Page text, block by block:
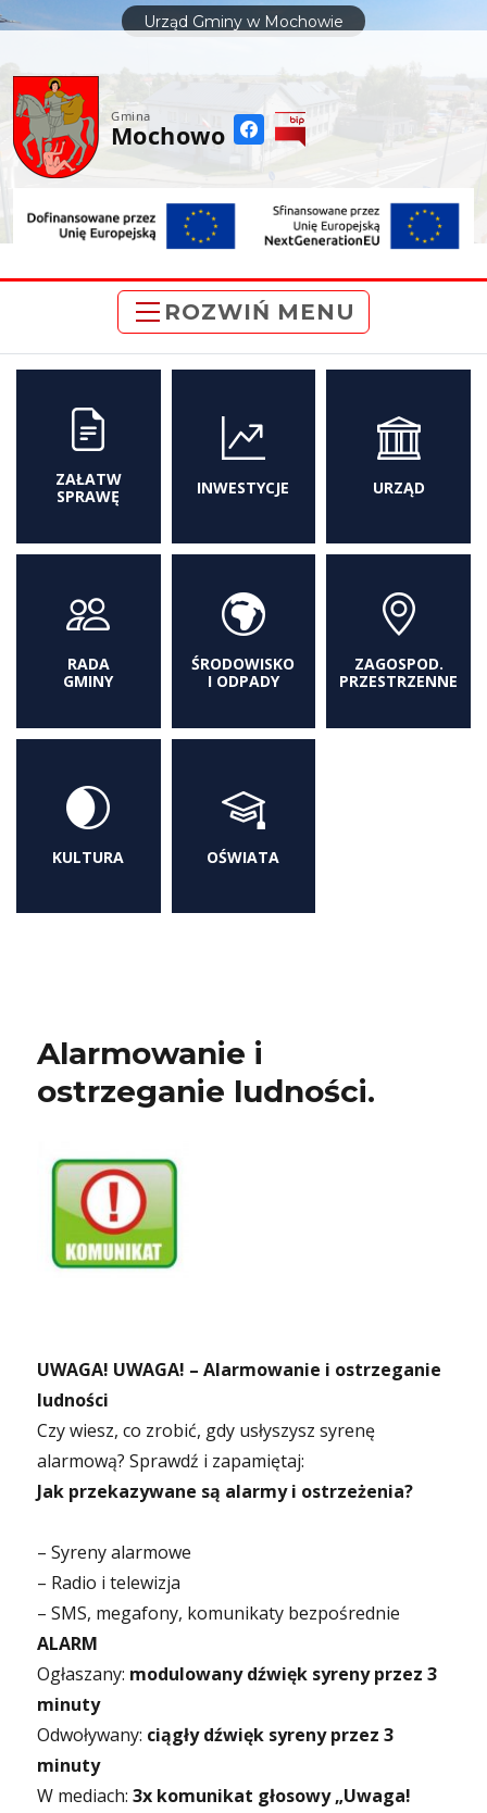
treści
Urząd Gminy w Mochowie
Gmina
Mochowo
ROZWIŃ MENU
ZAŁATW
SPRAWĘ
INWESTYCJE URZĄD
RADA
GMINY
ŚRODOWISKO
I ODPADY
ZAGOSPOD.
PRZESTRZENNE
KULTURA OŚWIATA
Alarmowanie i
ostrzeganie ludności.
UWAGA! UWAGA! – Alarmowanie i ostrzeganie
ludności
Czy wiesz, co zrobić, gdy usłyszysz syrenę
alarmową? Sprawdź i zapamiętaj:
Jak przekazywane są alarmy i ostrzeżenia?
– Syreny alarmowe
– Radio i telewizja
– SMS, megafony, komunikaty bezpośrednie
ALARM
Ogłaszany: modulowany dźwięk syreny przez 3
minuty
Odwoływany: ciągły dźwięk syreny przez 3
minuty
W mediach:3x komunikat głosowy „Uwaga!